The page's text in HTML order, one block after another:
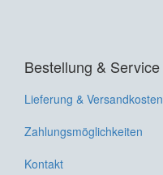
Bestellung & Service
Lieferung & Versandkosten
Zahlungsmöglichkeiten
Kontakt